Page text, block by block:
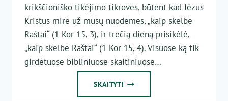
krikščioniško tikėjimo tikroves, būtent kad Jėzus
Kristus mirė už mūsų nuodėmes, „kaip skelbė
Raštai“ (1 Kor 15, 3), ir trečią dieną prisikėlė,
„kaip skelbė Raštai“ (1 Kor 15, 4). Visuose ką tik
girdėtuose bibliniuose skaitiniuose…
SKAITYTI SIEKTI